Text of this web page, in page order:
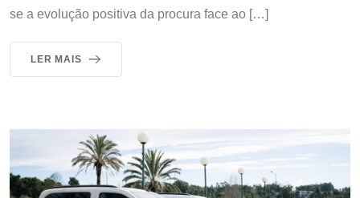
se a evolução positiva da procura face ao […]
LER MAIS